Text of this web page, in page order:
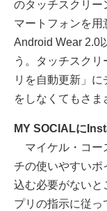
のタッチスクリー
マートフォンを用
Android Wear 2.0
う。タッチスク
リを自動更新」
をしなくてもさま
MY SOCIALに
マイケル・コー
チの使いやすいポ
込む必要がないと
プリの指示に従